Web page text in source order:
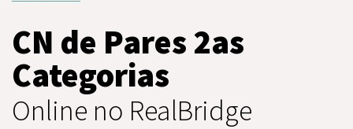
CN de Pares 2as
Categorias
Online no RealBridge